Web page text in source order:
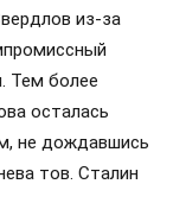
из-за
Тем более
осталась
не дождавшись
тов. Сталин